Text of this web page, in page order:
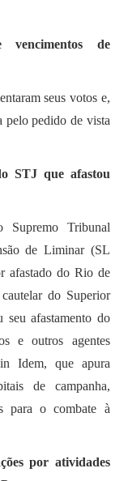
vencimentos de
seus votos e,
pelo pedido de vista
STJ que afastou
Tribunal
de Liminar (SL
afastado do Rio de
do Superior
seu afastamento do
e outros agentes
Idem, que apura
de campanha,
para o combate à
por atividades